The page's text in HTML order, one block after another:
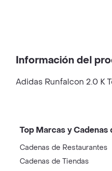
Información del
Adidas Runfalcon 2.0 K
Top Marcas y Cadenas
Cadenas de Restaurantes
Cadenas de Tiendas